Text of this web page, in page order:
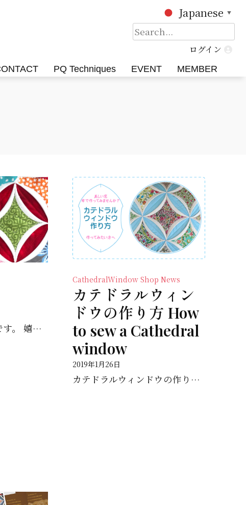
Japanese ▼
検
索:
ログイン
PQ Techniques EVENT MEMBER
Reiwa 令和 新元号です。 嬉しいい日！
CathedralWindow Shop News
カテドラルウィン
ドウの作り方 How
to sew a Cathedral
window
2019年1月26日
カテドラルウィンドウの作り方